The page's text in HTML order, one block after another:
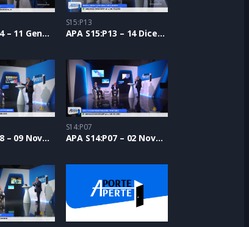
APA S15:P14 – 11 Gennaio 2024
S15:P13
APA S15:P13 – 14 Dicembre 2023
APA S14:P08 – 09 Novembre 2023
S14:P07
APA S14:P07 – 02 Novembre 2023